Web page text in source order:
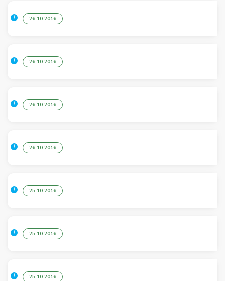
26.10.2016
26.10.2016
26.10.2016
26.10.2016
25.10.2016
25.10.2016
25.10.2016